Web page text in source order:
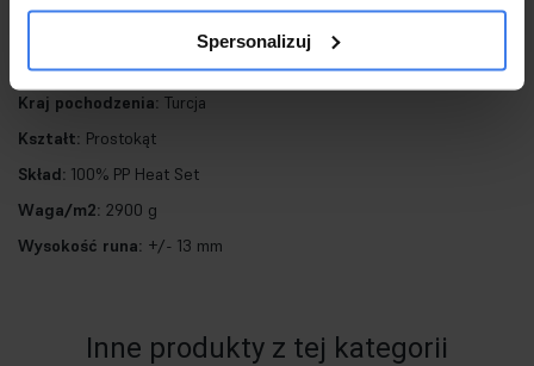
Spersonalizuj
Antypoślizgowy spód:Nie
Kraj pochodzenia: Turcja
Kształt: Prostokąt
Skład: 100% PP Heat Set
Waga/m2: 2900 g
Wysokość runa: +/- 13 mm
Inne produkty z tej kategorii